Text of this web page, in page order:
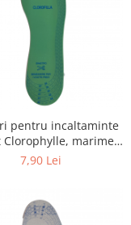
pentru incaltaminte
Clorophylle, marime
universala
7,90 Lei